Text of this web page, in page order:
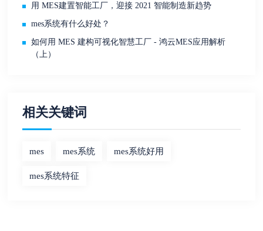
用 MES建置智能工厂，迎接 2021 智能制造新趋势
mes系统有什么好处？
如何用 MES 建构可视化智慧工厂 - 鸿云MES应用解析
（上）
相关关键词
mes mes系统 mes系统好用
mes系统特征